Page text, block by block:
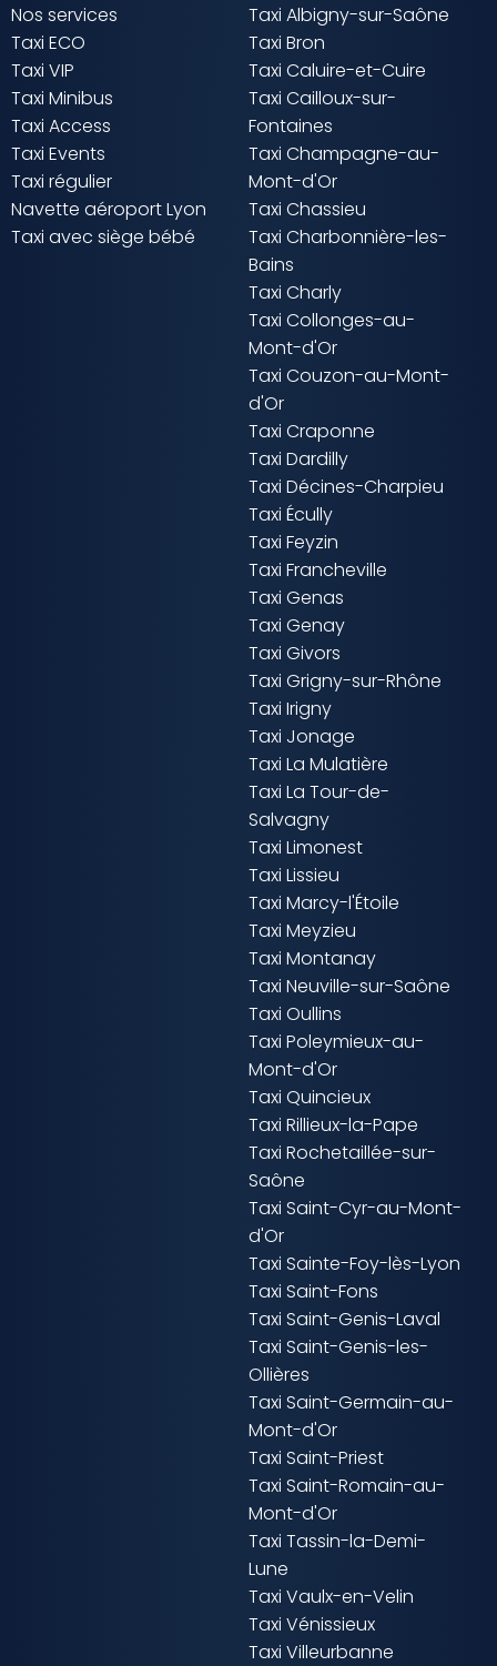
Nos services
Taxi ECO
Taxi VIP
Taxi Minibus
Taxi Access
Taxi Events
Taxi régulier
Navette aéroport Lyon
Taxi avec siège bébé
Taxi Albigny-sur-Saône
Taxi Bron
Taxi Caluire-et-Cuire
Taxi Cailloux-sur-
Fontaines
Taxi Champagne-au-
Mont-d'Or
Taxi Chassieu
Taxi Charbonnière-les-
Bains
Taxi Charly
Taxi Collonges-au-
Mont-d'Or
Taxi Couzon-au-Mont-
d'Or
Taxi Craponne
Taxi Dardilly
Taxi Décines-Charpieu
Taxi Écully
Taxi Feyzin
Taxi Francheville
Taxi Genas
Taxi Genay
Taxi Givors
Taxi Grigny-sur-Rhône
Taxi Irigny
Taxi Jonage
Taxi La Mulatière
Taxi La Tour-de-
Salvagny
Taxi Limonest
Taxi Lissieu
Taxi Marcy-l'Étoile
Taxi Meyzieu
Taxi Montanay
Taxi Neuville-sur-Saône
Taxi Oullins
Taxi Poleymieux-au-
Mont-d'Or
Taxi Quincieux
Taxi Rillieux-la-Pape
Taxi Rochetaillée-sur-
Saône
Taxi Saint-Cyr-au-Mont-
d'Or
Taxi Sainte-Foy-lès-Lyon
Taxi Saint-Fons
Taxi Saint-Genis-Laval
Taxi Saint-Genis-les-
Ollières
Taxi Saint-Germain-au-
Mont-d'Or
Taxi Saint-Priest
Taxi Saint-Romain-au-
Mont-d'Or
Taxi Tassin-la-Demi-
Lune
Taxi Vaulx-en-Velin
Taxi Vénissieux
Taxi Villeurbanne